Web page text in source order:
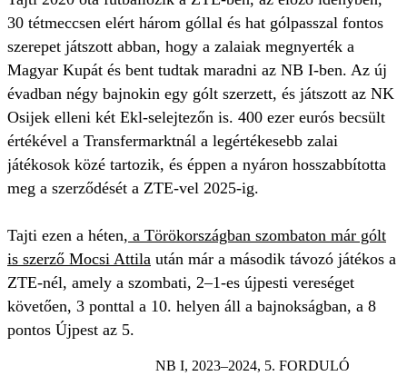
30 tétmeccsen elért három góllal és hat gólpasszal fontos
szerepet játszott abban, hogy a zalaiak megnyerték a
Magyar Kupát és bent tudtak maradni az NB I-ben. Az új
évadban négy bajnokin egy gólt szerzett, és játszott az NK
Osijek elleni két Ekl-selejtezőn is. 400 ezer eurós becsült
értékével a Transfermarktnál a legértékesebb zalai
játékosok közé tartozik, és éppen a nyáron hosszabbította
meg a szerződését a ZTE-vel 2025-ig.
Tajti ezen a héten, a Törökországban szombaton már gólt
is szerző Mocsi Attila után már a második távozó játékos a
ZTE-nél, amely a szombati, 2–1-es újpesti vereséget
követően, 3 ponttal a 10. helyen áll a bajnokságban, a 8
pontos Újpest az 5.
NB I, 2023–2024, 5. FORDULÓ